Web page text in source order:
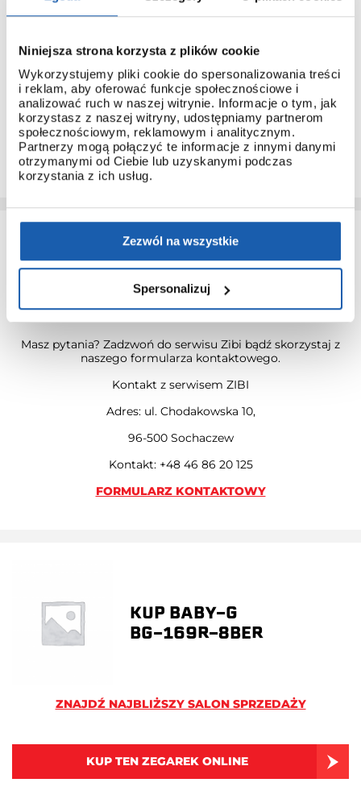
Niniejsza strona korzysta z plików cookie
Wykorzystujemy pliki cookie do spersonalizowania treści
i reklam, aby oferować funkcje społecznościowe i
analizować ruch w naszej witrynie. Informacje o tym, jak
korzystasz z naszej witryny, udostępniamy partnerom
społecznościowym, reklamowym i analitycznym.
Partnerzy mogą połączyć te informacje z innymi danymi
otrzymanymi od Ciebie lub uzyskanymi podczas
korzystania z ich usług.
Zezwól na wszystkie
Spersonalizuj
Standardowa gwarancja ulega przedłużeniu o kolejne 3 lata
kupujący dokona wpłaty w terminie do 30 dni od daty
zakupu.
Przedłużenie gwarancji obejmuje jedynie zegarki marki G-
SHOCK.
PRZEDŁUŻ GWARANCJĘ
Masz pytania? Zadzwoń do serwisu Zibi bądź skorzystaj z
naszego formularza kontaktowego.
Kontakt z serwisem ZIBI
Adres: ul. Chodakowska 10,
96-500 Sochaczew
Kontakt: +48 46 86 20 125
FORMULARZ KONTAKTOWY
KUP BABY-G
BG-169R-8BER
ZNAJDŹ NAJBLIŻSZY SALON SPRZEDAŻY
KUP TEN ZEGAREK ONLINE